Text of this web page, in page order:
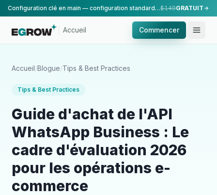
Configuration clé en main — configuration standard, réalisée par notre équipe.$149GRATUIT
Accueil Commencer
Accueil/Blogue/Tips & Best Practices
Tips & Best Practices
Guide d'achat de l'API
WhatsApp Business : Le
cadre d'évaluation 2026
pour les opérations e-
commerce